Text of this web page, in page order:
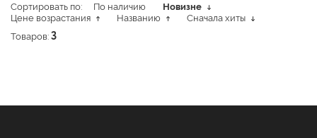
Сортировать по: По наличию
Новизне
Цене возрастания
Названию
Сначала хиты
Товаров: 3